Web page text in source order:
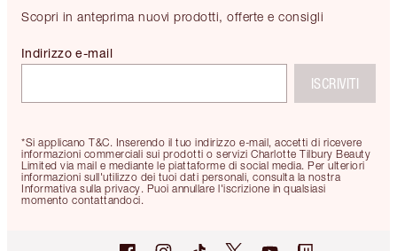
Scopri in anteprima nuovi prodotti, offerte e consigli
*Si applicano T&C. Inserendo il tuo indirizzo e-mail, accetti di ricevere
informazioni commerciali sui prodotti o servizi Charlotte Tilbury Beauty
Limited via mail e mediante le piattaforme di social media. Per ulteriori
informazioni sull'utilizzo dei tuoi dati personali, consulta la nostra
Informativa sulla privacy. Puoi annullare l'iscrizione in qualsiasi
momento contattandoci.
Indirizzo e-mail
ISCRIVITI